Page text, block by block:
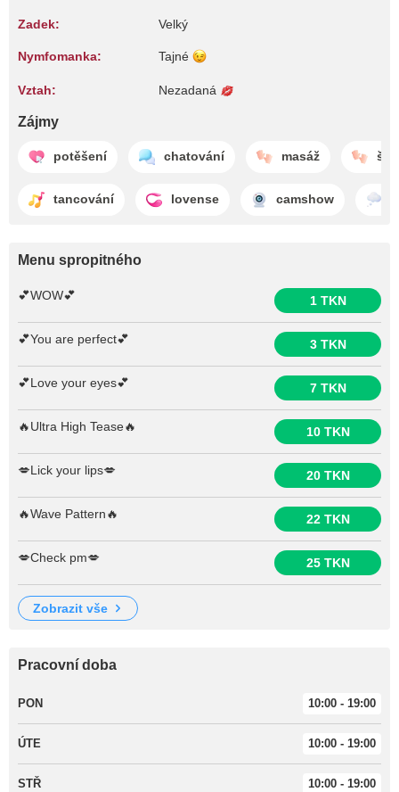
Zadek: Velký
Nymfomanka: Tajné
Vztah: Nezadaná
Zájmy
potěšení chatování masáž
tancování lovense camshow
Menu spropitného
💕WOW💕 1 TKN
💕You are perfect💕 3 TKN
💕Love your eyes💕 7 TKN
🔥Ultra High Tease🔥 10 TKN
💋Lick your lips💋 20 TKN
🔥Wave Pattern🔥 22 TKN
💋Check pm💋 25 TKN
zobrazit vše
Pracovní doba
PON 10:00 - 19:00
ÚTE 10:00 - 19:00
STŘ 10:00 - 19:00